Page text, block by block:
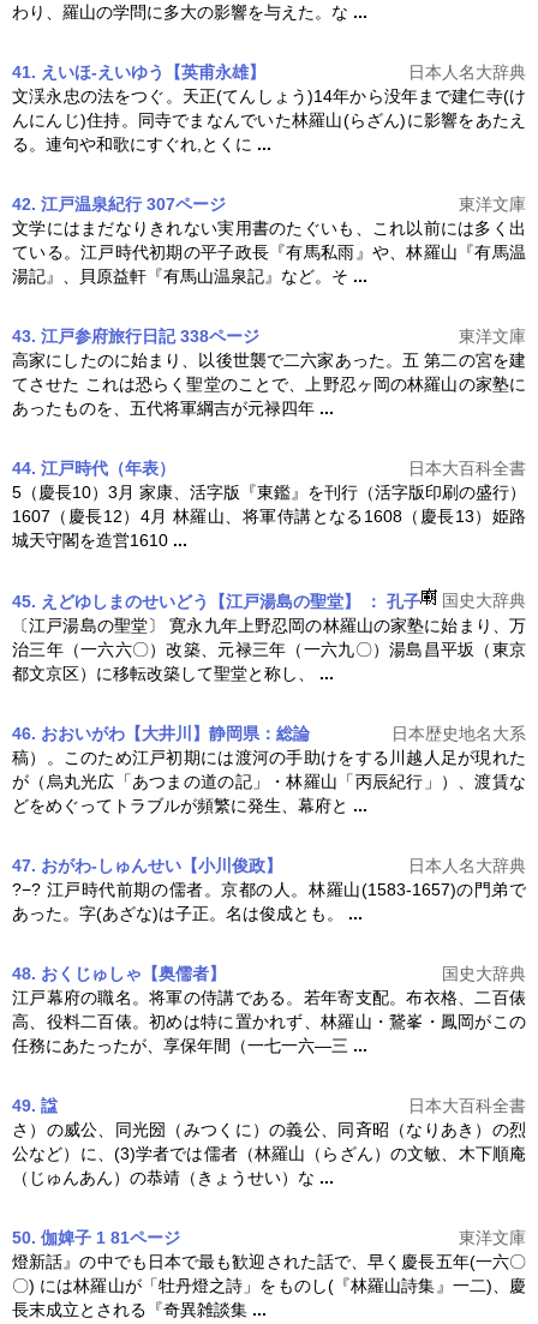
わり、羅山の学問に多大の影響を与えた。な ...
41. えいほ-えいゆう【英甫永雄】
日本人名大辞典
文渓永忠の法をつぐ。天正(てんしょう)14年から没年まで建仁寺(け
んにんじ)住持。同寺でまなんでいた林羅山(らざん)に影響をあたえ
る。連句や和歌にすぐれ,とくに ...
42. 江戸温泉紀行 307ページ
東洋文庫
文学にはまだなりきれない実用書のたぐいも、これ以前には多く出
ている。江戸時代初期の平子政長『有馬私雨』や、林羅山 『有馬温
湯記』、貝原益軒『有馬山温泉記』など。そ ...
43. 江戸参府旅行日記 338ページ
東洋文庫
高家にしたのに始まり、以後世襲で二六家あった。五 第二の宮を建
てさせた これは恐らく聖堂のことで、上野忍ヶ岡の林羅山の家塾に
あったものを、五代将軍綱吉が元禄四年 ...
44. 江戸時代（年表）
日本大百科全書
5（慶長10）3月 家康、活字版『東鑑』を刊行（活字版印刷の盛行）
1607（慶長12）4月 林羅山、将軍侍講となる1608（慶長13）姫路
城天守閣を造営1610 ...
45. えどゆしまのせいどう【江戸湯島の聖堂】 ： 孔子
国史大辞典
〔江戸湯島の聖堂〕 寛永九年上野忍岡の林羅山の家塾に始まり、万
治三年（一六六〇）改築、元禄三年（一六九〇）湯島昌平坂（東京
都文京区）に移転改築して聖堂と称し、 ...
46. おおいがわ【大井川】静岡県：総論
日本歴史地名大系
稿）。このため江戸初期には渡河の手助けをする川越人足が現れた
が（烏丸光広「あつまの道の記」・林羅山 「丙辰紀行」）、渡賃な
どをめぐってトラブルが頻繁に発生、幕府と ...
47. おがわ-しゅんせい【小川俊政】
日本人名大辞典
?−? 江戸時代前期の儒者。京都の人。林羅山(1583-1657)の門弟で
あった。字(あざな)は子正。名は俊成とも。 ...
48. おくじゅしゃ【奥儒者】
国史大辞典
江戸幕府の職名。将軍の侍講である。若年寄支配。布衣格、二百俵
高、役料二百俵。初めは特に置かれず、 林羅山 ・鵞峯・鳳岡がこの
任務にあたったが、享保年間（一七一六―三 ...
49. 諡
日本大百科全書
さ）の威公、同光圀（みつくに）の義公、同斉昭（なりあき）の烈
公など）に、(3)学者では儒者（林羅山 （らざん）の文敏、木下順庵
（じゅんあん）の恭靖（きょうせい）な ...
50. 伽婢子 1 81ページ
東洋文庫
燈新話』の中でも日本で最も歓迎された話で、早く慶長五年(一六〇
〇) には林羅山が「牡丹燈之詩」をものし(『林羅山詩集』一二)、慶
長末成立とされる『奇異雑談集 ...